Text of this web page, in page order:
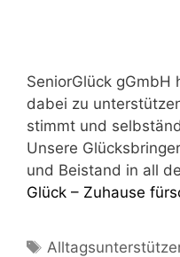
Seni­or­Glück gGmbH
dabei zu
stimmt und
Unse­re
und Bei­stand in all
Glück – Zuhau­se
Schlagwörter